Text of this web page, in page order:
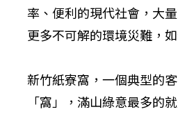
率、便利的現代社會，大
更多不可解的環境災難，
新竹紙寮窩，一個典型的
「窩」，滿山綠意最多的